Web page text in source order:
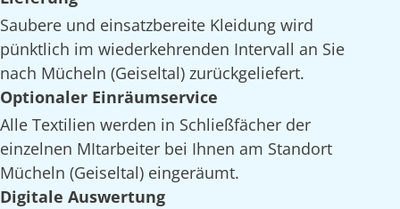
Saubere und einsatzbereite Kleidung wird
pünktlich im wiederkehrenden Intervall an Sie
nach Mücheln (Geiseltal) zurückgeliefert.
Optionaler Einräumservice
Alle Textilien werden in Schließfächer der
einzelnen MItarbeiter bei Ihnen am Standort
Mücheln (Geiseltal) eingeräumt.
Digitale Auswertung